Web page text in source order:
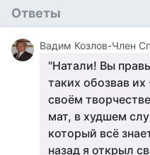
Ответы
"Натали! Вы
таких обозвав
своём
мат, в худшем
который всё
назад я открыл